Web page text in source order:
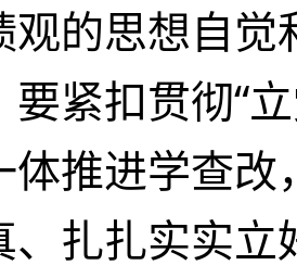
观的思想自
要紧扣贯彻“
体推进学查
、扎扎实实